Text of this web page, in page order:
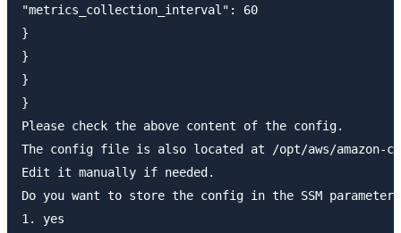
"metrics_collection_interval": 60
}
}
}
}
Please check the above content of the config.
The config file is also located at /opt/aws/amazon-
Edit it manually if needed.
Do you want to store the config in the SSM parameter
1. yes